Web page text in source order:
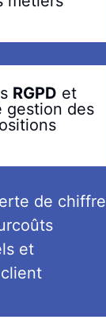
RGPD et
gestion des
de chiffre
et